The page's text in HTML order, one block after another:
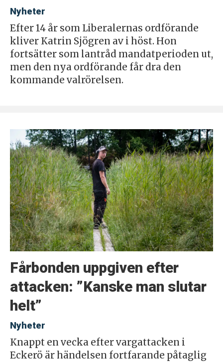
Nyheter
Efter 14 år som Liberalernas ordförande
kliver Katrin Sjögren av i höst. Hon
fortsätter som lantråd mandatperioden ut,
men den nya ordförande får dra den
kommande valrörelsen.
Fårbonden uppgiven efter
attacken: ”Kanske man slutar
helt”
Nyheter
Knappt en vecka efter vargattacken i
Eckerö är händelsen fortfarande påtaglig